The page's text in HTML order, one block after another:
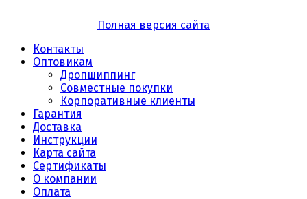
Полная версия сайта
Контакты
Оптовикам
Дропшиппинг
Совместные покупки
Корпоративные клиенты
Гарантия
Доставка
Инструкции
Карта сайта
Сертификаты
О компании
Оплата